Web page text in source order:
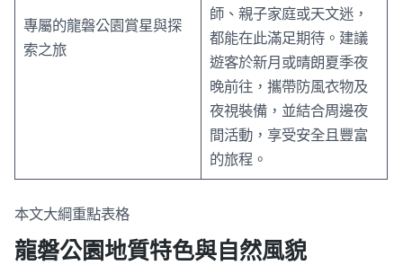
專屬的龍磐公園賞星與探
索之旅
師、親子家庭或天文迷，
都能在此滿足期待。建議
遊客於新月或晴朗夏季夜
晚前往，攜帶防風衣物及
夜視裝備，並結合周邊夜
間活動，享受安全且豐富
的旅程。
本文大綱重點表格
龍磐公園地質特色與自然風貌